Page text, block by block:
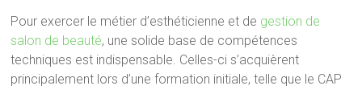
Pour exercer le métier d’esthéticienne et de gestion de
salon de beauté, une solide base de compétences
techniques est indispensable. Celles-ci s’acquièrent
principalement lors d’une formation initiale, telle que le CAP